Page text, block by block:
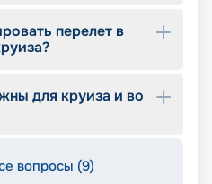
перелет в
для круиза и во
вопросы (9)